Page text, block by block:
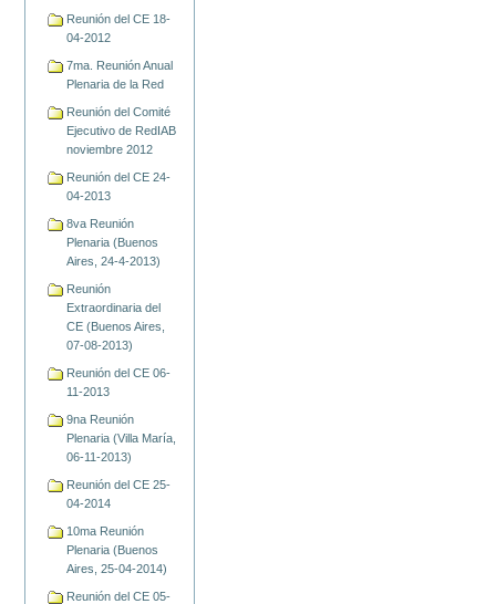
Reunión del CE 18-
04-2012
7ma. Reunión Anual
Plenaria de la Red
Reunión del Comité
Ejecutivo de RedIAB
noviembre 2012
Reunión del CE 24-
04-2013
8va Reunión
Plenaria (Buenos
Aires, 24-4-2013)
Reunión
Extraordinaria del
CE (Buenos Aires,
07-08-2013)
Reunión del CE 06-
11-2013
9na Reunión
Plenaria (Villa María,
06-11-2013)
Reunión del CE 25-
04-2014
10ma Reunión
Plenaria (Buenos
Aires, 25-04-2014)
Reunión del CE 05-